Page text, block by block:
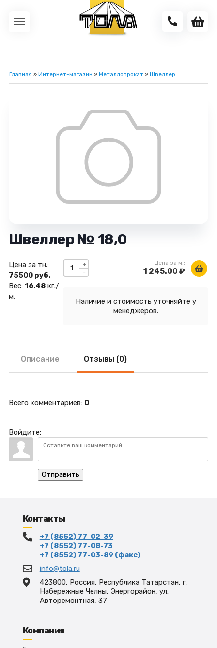
Главная » Интернет-магазин » Металлопрокат » Швеллер
Швеллер № 18,0
-
+ Цена за м.:
1 245.00 ₽
Наличие и стоимость уточняйте у
менеджеров.
Цена за тн.:
75500 руб.
Вес: 16.48кг./
м.
Описание Отзывы (0)
Всего комментариев: 0
Войдите:
Отправить
Контакты
+7 (8552) 77-02-39
+7 (8552) 77-08-73
+7 (8552) 77-03-89 (факс)
info@tola.ru
423800, Россия, Республика Татарстан, г.
Набережные Челны, Энергорайон, ул.
Авторемонтная, 37
Компания